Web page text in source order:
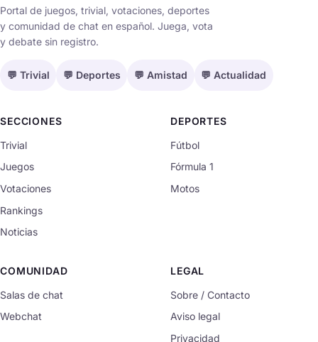
Portal de juegos, trivial, votaciones, deportes
y comunidad de chat en español. Juega, vota
y debate sin registro.
💬 Trivial 💬 Deportes 💬 Amistad 💬 Actualidad
SECCIONES
Trivial
Juegos
Votaciones
Rankings
Noticias
DEPORTES
Fútbol
Fórmula 1
Motos
COMUNIDAD
Salas de chat
Webchat
LEGAL
Sobre / Contacto
Aviso legal
Privacidad